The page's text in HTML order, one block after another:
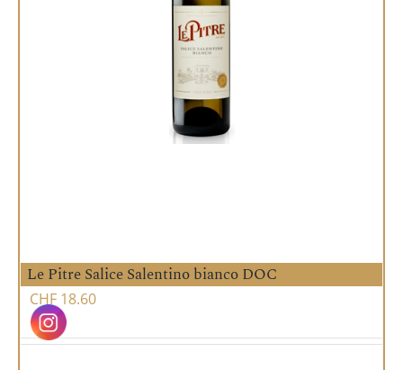
Le Pitre Salice Salentino bianco DOC
CHF 18.60